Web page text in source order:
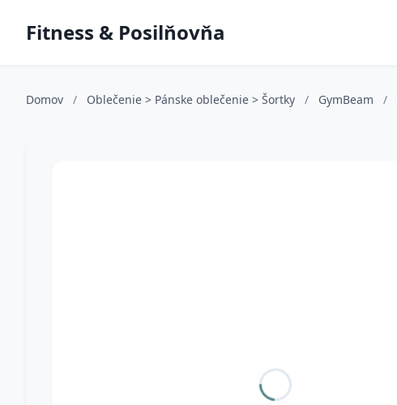
Fitness & Posilňovňa
Domov / Oblečenie > Pánske oblečenie > Šortky / GymBeam /